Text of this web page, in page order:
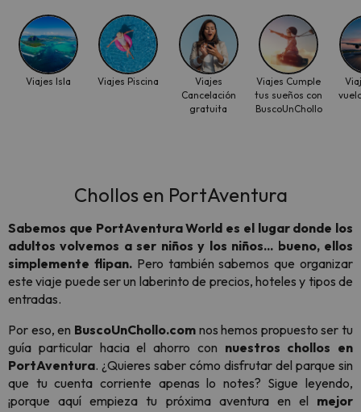
Viajes Isla Viajes Piscina
Viajes
Cancelación
gratuita
Viajes Cumple
tus sueños con
BuscoUnChollo
Chollos en PortAventura
Sabemos que PortAventura World es el lugar donde los
adultos volvemos a ser niños y los niños... bueno, ellos
simplemente flipan.Pero también sabemos que organizar
este viaje puede ser un laberinto de precios, hoteles y tipos de
entradas.
Por eso, en BuscoUnChollo.comnos hemos propuesto ser tu
guía particular hacia el ahorro con nuestros chollos en
PortAventura. ¿Quieres saber cómo disfrutar del parque sin
que tu cuenta corriente apenas lo notes? Sigue leyendo,
¡porque aquí empieza tu próxima aventura en el mejor